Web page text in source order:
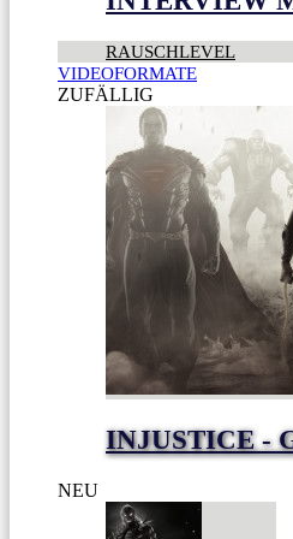
RAUSCHLEVEL
VIDEOFORMATE
ZUFÄLLIG
INJUSTICE -
NEU